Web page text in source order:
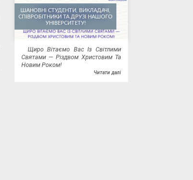
ШАНОВНІ СТУДЕНТИ, ВИКЛАДАЧІ,
СПІВРОБІТНИКИ ТА ДРУЗІ НАШОГО
УНІВЕРСИТЕТУ!
Щиро Вітаємо Вас Із Світлими
Святами — Різдвом Христовим Та
Новим Роком!
Читати далі